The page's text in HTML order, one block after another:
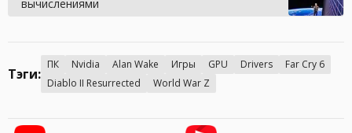
вычислениями
Тэги:
ПК Nvidia Alan Wake Игры GPU Drivers
Far Cry 6
Diablo II Resurrected
World War Z